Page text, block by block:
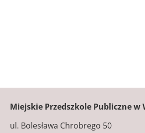
Miejskie Przedszkole Publiczne w
ul. Bolesława Chrobrego 50